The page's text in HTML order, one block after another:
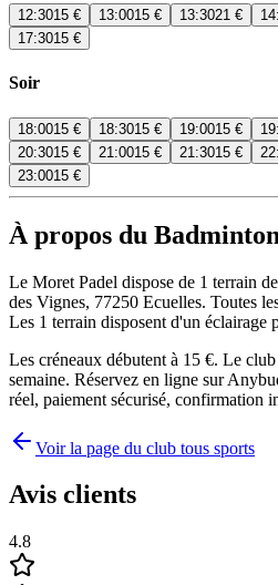
12:3015 € 13:0015 € 13:3021 €
17:3015 €
Soir
18:0015 € 18:3015 € 19:0015 €
20:3015 € 21:0015 € 21:3015 €
23:0015 €
À propos du
Le Moret Padel dispose de 1 terrain
des Vignes, 77250 Ecuelles. Toutes
Les 1 terrain disposent d'un éclairage
Les créneaux débutent à 15 €. Le
semaine. Réservez en ligne sur
réel, paiement sécurisé, confirmation
Voir la page du club tous sports
Avis clients
4.8